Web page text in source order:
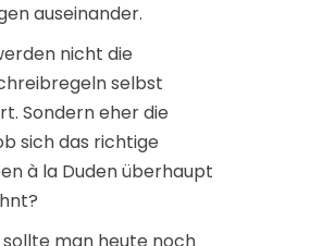
auseinander.
nicht die
selbst
Sondern eher die
sich das richtige
à la Duden überhaupt